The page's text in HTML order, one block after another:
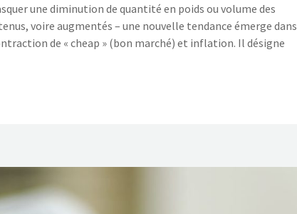
une diminution de quantité en poids ou volume des
voire augmentés – une nouvelle tendance émerge dans
de « cheap » (bon marché) et inflation. Il désigne